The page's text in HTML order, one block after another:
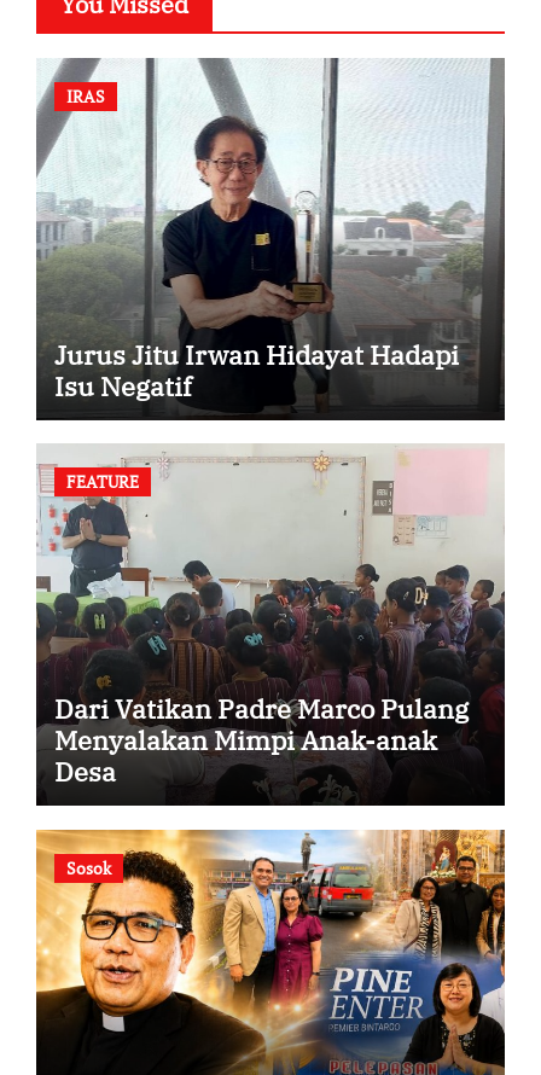
IRAS
Jurus Jitu Irwan Hidayat Hadapi
Isu Negatif
FEATURE
Dari Vatikan Padre Marco Pulang
Menyalakan Mimpi Anak-anak
Desa
Sosok